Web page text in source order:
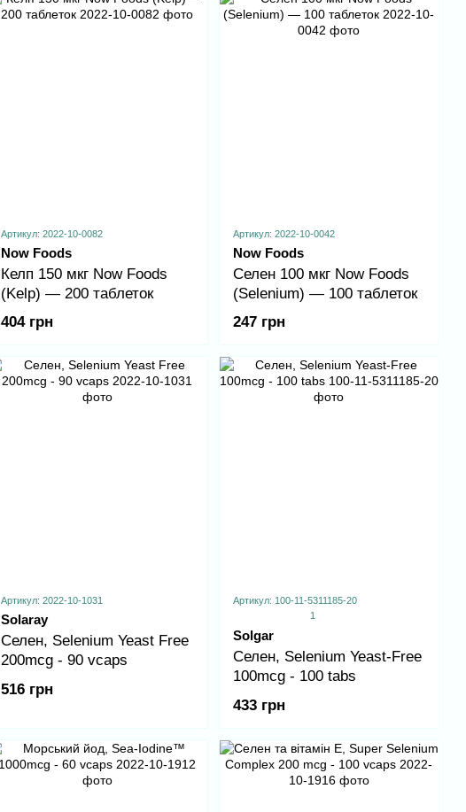
Артикул: 2022-10-0082
Now Foods
Келп 150 мкг Now Foods
(Kelp) — 200 таблеток
404 грн
Артикул: 2022-10-0042
Now Foods
Селен 100 мкг Now Foods
(Selenium) — 100 таблеток
247 грн
Артикул: 2022-10-1031
Solaray
Селен, Selenium Yeast Free
200mcg - 90 vcaps
516 грн
Артикул: 100-11-5311185-20
1
Solgar
Селен, Selenium Yeast-Free
100mcg - 100 tabs
433 грн